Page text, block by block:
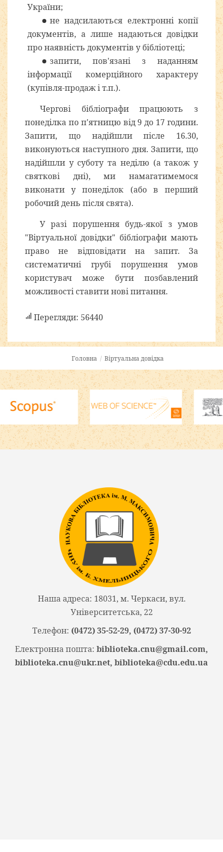
України;
не надсилаються електронні копії
документів, а лише надаються довідки
про наявність документів у бібліотеці;
запити, пов'язані з наданням
інформації комерційного характеру
(купівля-продаж і т.п.).
Чергові бібліографи працюють з
понеділка по п'ятницю від 9 до 17 години.
Запити, що надійшли післе 16.30,
виконуються наступного дня. Запити, що
надійшли у суботу та неділю (а також у
святкові дні), ми намагатимемося
виконати у понеділок (або в перший
робочий день після свята).
У разі порушення будь-якої з умов
"Віртуальної довідки" бібліографи мають
право не відповідати на запит. За
систематичні грубі порушення умов
користувач може бути позбавлений
можливості ставити нові питання.
Перегляди: 56440
Головна / Віртуальна довідка
Наша адреса: 18031, м. Черкаси, вул.
Університетська, 22
Телефон: (0472) 35-52-29, (0472) 37-30-92
Електронна пошта: biblioteka.cnu@gmail.com,
biblioteka.cnu@ukr.net, biblioteka@cdu.edu.ua